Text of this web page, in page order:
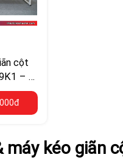
cột
– 2
lực
máy kéo giãn